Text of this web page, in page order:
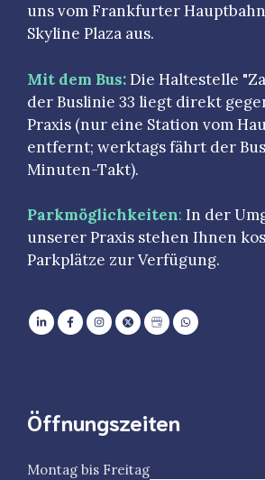
uns vom Frankfurter
Skyline Plaza aus.
Mit dem Bus:Die Haltestelle
der Buslinie 33 liegt direkt
Praxis (nur eine Station vom
entfernt; werktags fährt der
Minuten-Takt).
Parkmöglichkeiten: In der
unserer Praxis stehen Ihnen
Parkplätze zur Verfügung.
Öffnungszeiten
Montag bis Freitag